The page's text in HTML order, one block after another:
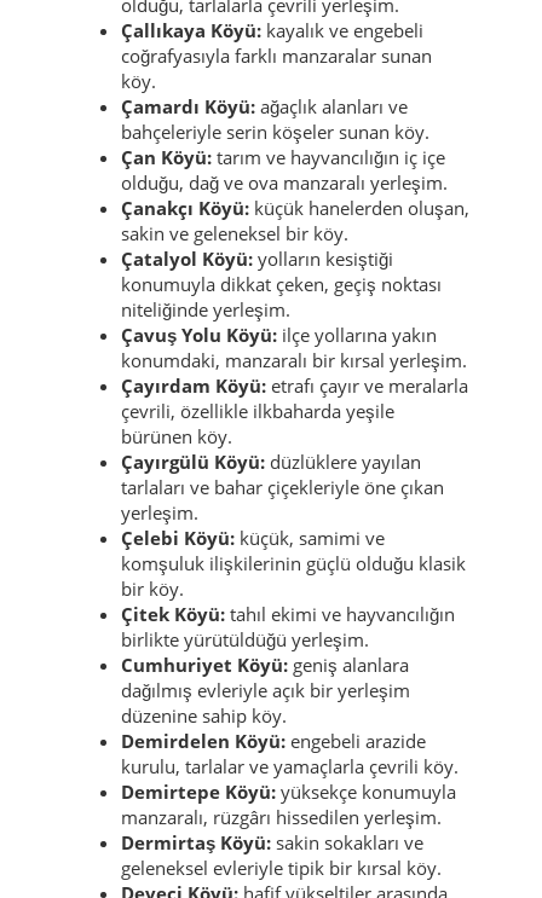
Çallıkaya Köyü: kayalık ve engebeli
coğrafyasıyla farklı manzaralar sunan
köy.
Çamardı Köyü: ağaçlık alanları ve
bahçeleriyle serin köşeler sunan köy.
Çan Köyü: tarım ve hayvancılığın iç içe
olduğu, dağ ve ova manzaralı yerleşim.
Çanakçı Köyü: küçük hanelerden oluşan,
sakin ve geleneksel bir köy.
Çatalyol Köyü: yolların kesiştiği
konumuyla dikkat çeken, geçiş noktası
niteliğinde yerleşim.
Çavuş Yolu Köyü: ilçe yollarına yakın
konumdaki, manzaralı bir kırsal yerleşim.
Çayırdam Köyü: etrafı çayır ve meralarla
çevrili, özellikle ilkbaharda yeşile
bürünen köy.
Çayırgülü Köyü: düzlüklere yayılan
tarlaları ve bahar çiçekleriyle öne çıkan
yerleşim.
Çelebi Köyü: küçük, samimi ve
komşuluk ilişkilerinin güçlü olduğu klasik
bir köy.
Çitek Köyü: tahıl ekimi ve hayvancılığın
birlikte yürütüldüğü yerleşim.
Cumhuriyet Köyü: geniş alanlara
dağılmış evleriyle açık bir yerleşim
düzenine sahip köy.
Demirdelen Köyü: engebeli arazide
kurulu, tarlalar ve yamaçlarla çevrili köy.
Demirtepe Köyü: yüksekçe konumuyla
manzaralı, rüzgârı hissedilen yerleşim.
Dermirtaş Köyü: sakin sokakları ve
geleneksel evleriyle tipik bir kırsal köy.
Deveci Köyü: hafif yükseltiler arasında